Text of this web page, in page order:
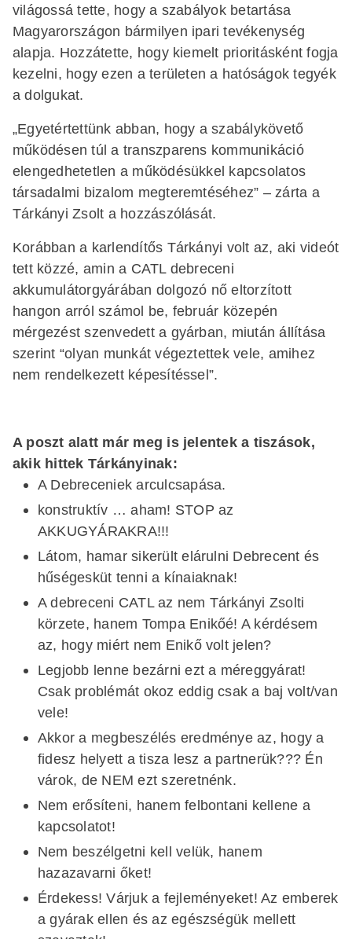
világossá tette, hogy a szabályok betartása
Magyarországon bármilyen ipari tevékenység
alapja. Hozzátette, hogy kiemelt prioritásként fogja
kezelni, hogy ezen a területen a hatóságok tegyék
a dolgukat.
„Egyetértettünk abban, hogy a szabálykövető
működésen túl a transzparens kommunikáció
elengedhetetlen a működésükkel kapcsolatos
társadalmi bizalom megteremtéséhez” – zárta a
Tárkányi Zsolt a hozzászólását.
Korábban a karlendítős Tárkányi volt az, aki videót
tett közzé, amin a CATL debreceni
akkumulátorgyárában dolgozó nő eltorzított
hangon arról számol be, február közepén
mérgezést szenvedett a gyárban, miután állítása
szerint “olyan munkát végeztettek vele, amihez
nem rendelkezett képesítéssel”.
A poszt alatt már meg is jelentek a tiszások,
akik hittek Tárkányinak:
A Debreceniek arculcsapása.
konstruktív … aham! STOP az
AKKUGYÁRAKRA!!!
Látom, hamar sikerült elárulni Debrecent és
hűségesküt tenni a kínaiaknak!
A debreceni CATL az nem Tárkányi Zsolti
körzete, hanem Tompa Enikőé! A kérdésem
az, hogy miért nem Enikő volt jelen?
Legjobb lenne bezárni ezt a méreggyárat!
Csak problémát okoz eddig csak a baj volt/van
vele!
Akkor a megbeszélés eredménye az, hogy a
fidesz helyett a tisza lesz a partnerük??? Én
várok, de NEM ezt szeretnénk.
Nem erősíteni, hanem felbontani kellene a
kapcsolatot!
Nem beszélgetni kell velük, hanem
hazazavarni őket!
Érdekess! Várjuk a fejleményeket! Az emberek
a gyárak ellen és az egészségük mellett